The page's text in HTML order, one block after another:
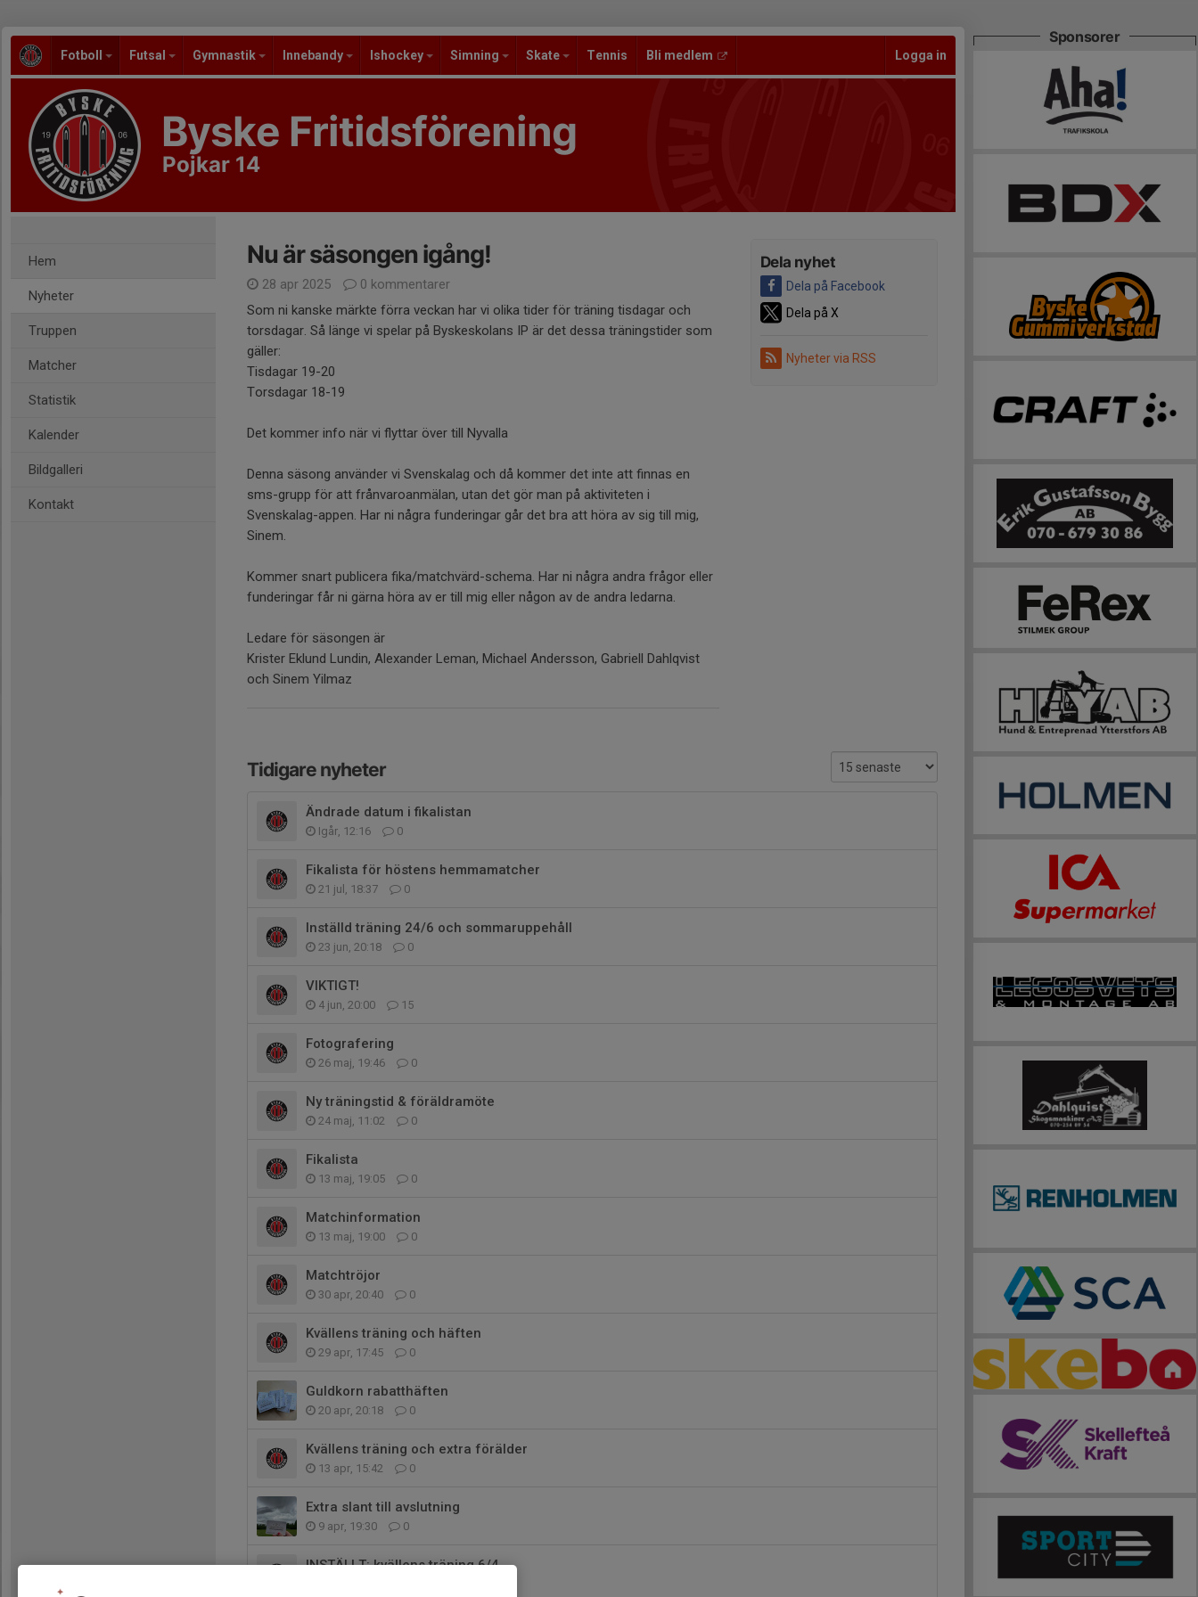
Fotboll Futsal Gymnastik Innebandy Ishockey Simning Skate Tennis Bli medlem Logga in
Byske Fritidsförening
Pojkar 14
Hem
Nyheter
Truppen
Matcher
Statistik
Kalender
Bildgalleri
Kontakt
Dela nyhet
Dela på Facebook
Dela på X
Nyheter via RSS
Nu är säsongen igång!
28 apr 2025
0 kommentarer
Som ni kanske märkte förra veckan har vi olika tider för träning tisdagar och
torsdagar. Så länge vi spelar på Byskeskolans IP är det dessa träningstider som
gäller:
Tisdagar 19-20
Torsdagar 18-19
Det kommer info när vi flyttar över till Nyvalla
Denna säsong använder vi Svenskalag och då kommer det inte att finnas en
sms-grupp för att frånvaroanmälan, utan det gör man på aktiviteten i
Svenskalag-appen. Har ni några funderingar går det bra att höra av sig till mig,
Sinem.
Kommer snart publicera fika/matchvärd-schema. Har ni några andra frågor eller
funderingar får ni gärna höra av er till mig eller någon av de andra ledarna.
Ledare för säsongen är
Krister Eklund Lundin, Alexander Leman, Michael Andersson, Gabriell Dahlqvist
och Sinem Yilmaz
Tidigare nyheter
Ändrade datum i fikalistan
Igår, 12:16 0
Fikalista för höstens hemmamatcher
21 jul, 18:37 0
Inställd träning 24/6 och sommaruppehåll
23 jun, 20:18 0
VIKTIGT!
4 jun, 20:00 15
Fotografering
26 maj, 19:46 0
Ny träningstid & föräldramöte
24 maj, 11:02 0
Fikalista
13 maj, 19:05 0
Matchinformation
13 maj, 19:00 0
Matchtröjor
30 apr, 20:40 0
Kvällens träning och häften
29 apr, 17:45 0
Guldkorn rabatthäften
20 apr, 20:18 0
Kvällens träning och extra förälder
13 apr, 15:42 0
Extra slant till avslutning
9 apr, 19:30 0
INSTÄLLT: kvällens träning 6/4
Sponsorer